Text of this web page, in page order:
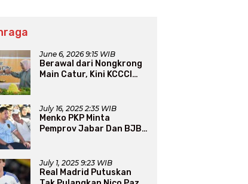
June 6, 2026 9:15 WIB
Berawal dari Nongkrong
Main Catur, Kini KCCCI
July 16, 2025 2:35 WIB
Menko PKP Minta
Pemprov Jabar Dan BJB
July 1, 2025 9:23 WIB
Real Madrid Putuskan